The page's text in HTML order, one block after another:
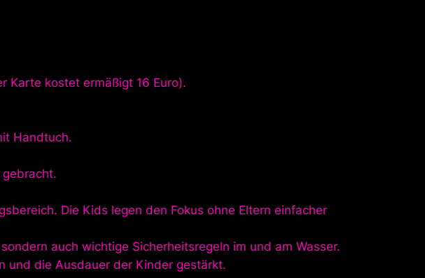
Karte kostet ermäßigt 16 Euro).
Handtuch.
Die Kids legen den Fokus ohne Eltern einfacher
auch wichtige Sicherheitsregeln im und am Wasser.
und die Ausdauer der Kinder gestärkt.